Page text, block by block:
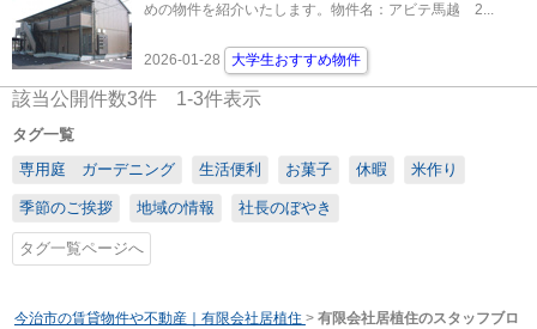
めの物件を紹介いたします。物件名：アビテ馬越 2...
2026-01-28 大学生おすすめ物件
該当公開件数3件 1-3件表示
タグ一覧
専用庭 ガーデニング
生活便利 お菓子 休暇 米作り
季節のご挨拶 地域の情報 社長のぼやき
タグ一覧ページへ
今治市の賃貸物件や不動産｜有限会社居植住 > 有限会社居植住のスタッフブロ